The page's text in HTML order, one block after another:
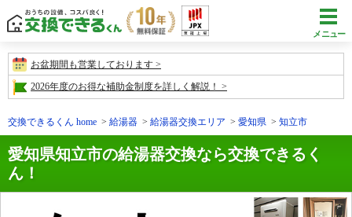
メニュー
お盆期間も営業しております
2026年度のお得な補助金制度を詳しく解説！
交換できるくん home 給湯器 給湯器交換エリア 愛知県 知立市
愛知県知立市の給湯器交換なら交換できるく
ん！